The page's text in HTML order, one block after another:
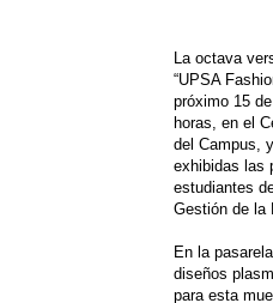
La octava
“UPSA
próximo 15
horas, en el
del Campus,
exhibidas las
estudiantes
Gestión de la
En la
diseños
para esta